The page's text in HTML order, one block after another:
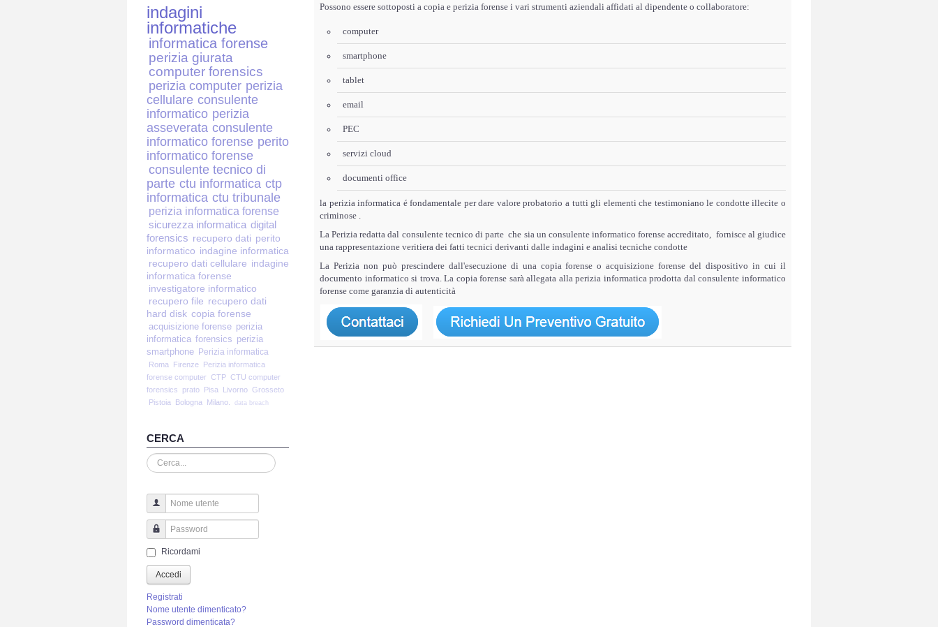
indagini
informatiche
informatica forense
perizia giurata
computer forensics
perizia computer perizia
cellulare consulente
informatico perizia
asseverata consulente
informatico forense perito
informatico forense
consulente tecnico di
parte ctu informatica ctp
informatica ctu tribunale
perizia informatica forense
sicurezza informatica digital
forensics recupero dati perito
informatico indagine informatica
recupero dati cellulare indagine
informatica forense
investigatore informatico
recupero file recupero dati
hard disk copia forense
acquisizione forense perizia
informatica forensics perizia
smartphone Perizia informatica
Roma Firenze Perizia informatica
forense computer CTP CTU computer
forensics
prato Pisa Livorno Grosseto
Pistoia
Bologna Milano. data breach
CERCA
Cerca...
Nome utente
Password
Ricordami
Accedi
Registrati
Nome utente dimenticato?
Password dimenticata?
Possono essere sottoposti a copia e perizia forense i vari strumenti aziendali affidati al dipendente o collaboratore:
computer
smartphone
tablet
email
PEC
servizi cloud
documenti office
la perizia informatica é fondamentale per dare valore probatorio a tutti gli elementi che testimoniano le condotte illecite o
criminose .
La Perizia redatta dal consulente tecnico di parte che sia un consulente informatico forense accreditato, fornisce al giudice
una rappresentazione veritiera dei fatti tecnici derivanti dalle indagini e analisi tecniche condotte
La Perizia non può prescindere dall'esecuzione di una copia forense o acquisizione forense del dispositivo in cui il
documento informatico si trova. La copia forense sarà allegata alla perizia informatica prodotta dal consulente informatico
forense come garanzia di autenticità